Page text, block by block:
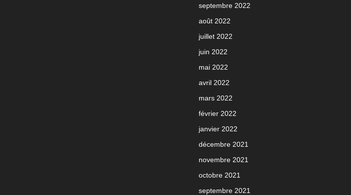
septembre 2022
août 2022
juillet 2022
juin 2022
mai 2022
avril 2022
mars 2022
février 2022
janvier 2022
décembre 2021
novembre 2021
octobre 2021
septembre 2021